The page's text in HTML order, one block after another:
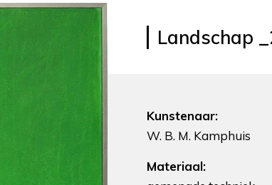
Landschap
Kunstenaar:
W. B. M. Kamphuis
Materiaal: